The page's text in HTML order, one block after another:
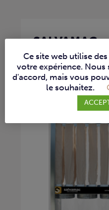
SALVAMAC
COMPACT
ASPIRATEURS
Découvrez
manches ‘Compact
Ce site web utilise
votre expérience. Nous
d'accord, mais vous
le souhaitez.